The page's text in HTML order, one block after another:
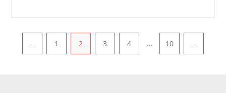
← 1 2 3 4 … 10 →